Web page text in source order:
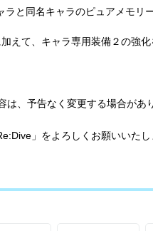
ラと同名キャラのピュアメモリ
えて、キャラ専用装備２の強
、予告なく変更する場合があ
」をよろしくお願いいたし